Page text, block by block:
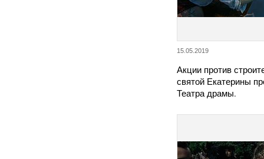
15.05.2019
Акции против
святой Екатерины
Театра драмы.